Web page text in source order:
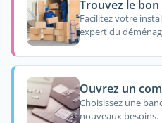
Trouvez le
Facilitez votre
expert du
Ouvrez un
Choisissez une
nouveaux besoins.